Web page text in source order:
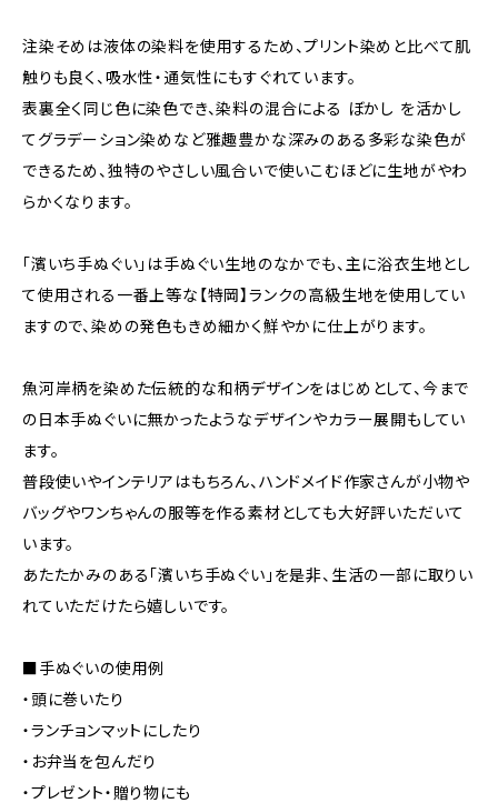
注染そめは液体の染料を使用するため、プリント染めと比べて肌
触りも良く、吸水性・通気性にもすぐれています。
表裏全く同じ色に染色でき、染料の混合による ぼかし を活かし
てグラデーション染めなど雅趣豊かな深みのある多彩な染色が
できるため、独特のやさしい風合いで使いこむほどに生地がやわ
らかくなります。
「濱いち手ぬぐい」は手ぬぐい生地のなかでも、主に浴衣生地とし
て使用される一番上等な【特岡】ランクの高級生地を使用してい
ますので、染めの発色もきめ細かく鮮やかに仕上がります。
魚河岸柄を染めた伝統的な和柄デザインをはじめとして、今まで
の日本手ぬぐいに無かったようなデザインやカラー展開もしてい
ます。
普段使いやインテリアはもちろん、ハンドメイド作家さんが小物や
バッグやワンちゃんの服等を作る素材としても大好評いただいて
います。
あたたかみのある「濱いち手ぬぐい」を是非、生活の一部に取りい
れていただけたら嬉しいです。
■手ぬぐいの使用例
・頭に巻いたり
・ランチョンマットにしたり
・お弁当を包んだり
・プレゼント・贈り物にも